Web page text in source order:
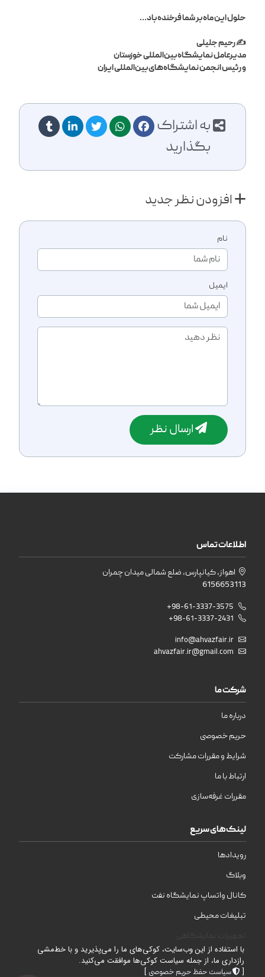
حلول این ماه بر شما فرخنده باد...
✍️ رحیم جلیلی
مدیرعامل نمایشگاه‌ بین‌المللی خوزستان
و رئیس انجمن نمایشگاه‌های بین‌المللی ایران
به اشتراک
بگذارید
افزودن نظر جدید
نام
ایمیل
ارسال نظر
اطلاعات تماس
اهواز، کیانپارس، ضلع شمالی میدان چمران
6156653113
+98-61-3337-3575
+98-61-3337-2431
info@ahvazfair.ir
ahvazfair.ir@gmail.com
شرکت ما
درباره ما
حریم خصوصی
شرایط و مقررات مشارکت
ارتباط با ما
مقررات غرفه‌سازی
لینک‌های سریع
رویدادها
وبلاگ
کانال واتساپ نمایشگاه نفت
تبلیغات محیطی
با استفاده از این وب‌سایت، کوکی‌های ما را می‌پذیرید و با خط‌مشی
رازداری ما، از جمله سیاست کوکی‌ها موافقت می‌کنید.
[
سیاست حفظ حریم خصوصی ]